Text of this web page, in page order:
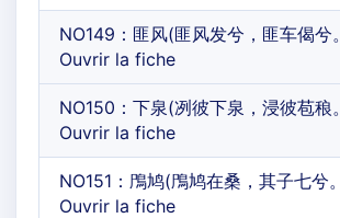
NO149：匪风(匪风发兮，匪车偈兮
Ouvrir la fiche
NO150：下泉(冽彼下泉，浸彼苞稂
Ouvrir la fiche
NO151：鳲鸠(鳲鸠在桑，其子七兮
Ouvrir la fiche